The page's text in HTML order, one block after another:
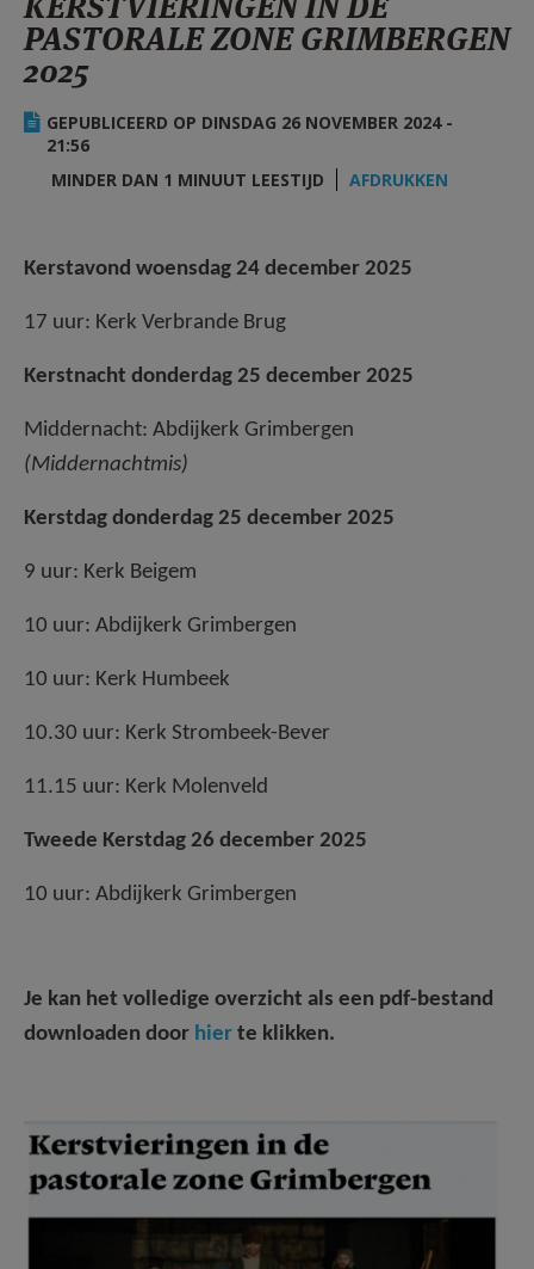
AANMELDEN OF REGISTREREN
PASTORALE ZONE GRIMBERGEN
2025
GEPUBLICEERD OP DINSDAG 26 NOVEMBER 2024 -
21:56
MINDER DAN 1 MINUUT LEESTIJD
AFDRUKKEN
Kerstavond woensdag 24 december 2025
17 uur: Kerk Verbrande Brug
Kerstnacht donderdag 25 december 2025
Middernacht: Abdijkerk Grimbergen
(Middernachtmis)
Kerstdag donderdag 25 december 2025
9 uur: Kerk Beigem
10 uur: Abdijkerk Grimbergen
10 uur: Kerk Humbeek
10.30 uur: Kerk Strombeek-Bever
11.15 uur: Kerk Molenveld
Tweede Kerstdag 26 december 2025
10 uur: Abdijkerk Grimbergen
Je kan het volledige overzicht als een pdf-bestand
downloaden door hier te klikken.